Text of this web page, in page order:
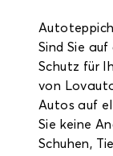
Sind Sie
Schutz für
von
Autos auf
Sie keine
Schuhen,